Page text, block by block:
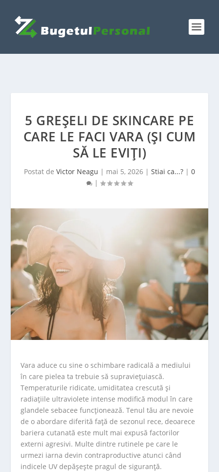
5 GREȘELI DE SKINCARE PE
CARE LE FACI VARA (ȘI CUM
SĂ LE EVIȚI)
Postat de Victor Neagu | mai 5, 2026 | Stiai ca...? | 0
|
Vara aduce cu sine o schimbare radicală a mediului
în care pielea ta trebuie să supraviețuiască.
Temperaturile ridicate, umiditatea crescută și
radiațiile ultraviolete intense modifică modul în care
glandele sebacee funcționează. Tenul tău are nevoie
de o abordare diferită față de sezonul rece, deoarece
bariera cutanată este mult mai expusă factorilor
externi agresivi. Multe dintre rutinele pe care le
urmezi iarna devin contraproductive atunci când
indicele UV depășește pragul de siguranță.